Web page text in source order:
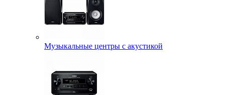
Музыкальные центры с акустикой